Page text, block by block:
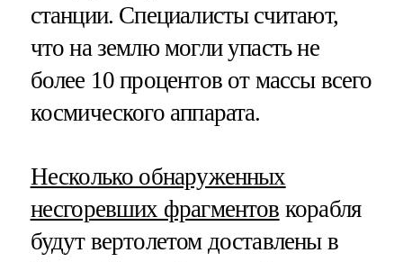
станции. Специалисты считают,
что на землю могли упасть не
более 10 процентов от массы всего
космического аппарата.
Несколько обнаруженных
несгоревших фрагментов корабля
будут вертолетом доставлены в